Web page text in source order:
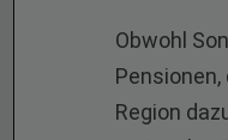
Obwohl
Region